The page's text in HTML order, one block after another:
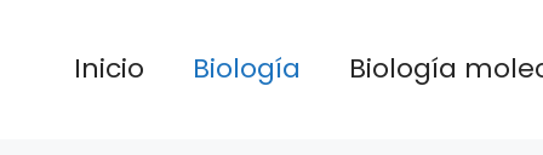
Inicio Biología Biología